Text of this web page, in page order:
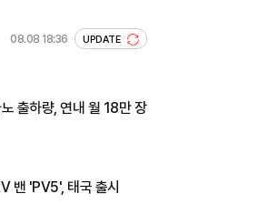
08.08 18:36 UPDATE
출하량, 연내 월 18만 장
밴 'PV5', 태국 출시